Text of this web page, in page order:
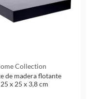
Collection
de madera flotante
x 25 x 3,8 cm